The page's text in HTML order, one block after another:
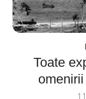
Toate